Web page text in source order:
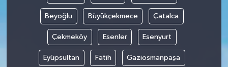
Beyoğlu Büyükçekmece Çatalca
Çekmeköy Esenler Esenyurt
Eyüpsultan Fatih Gaziosmanpaşa
YAŞAM
KÜLTÜR SANAT